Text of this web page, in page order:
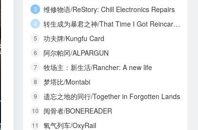
3 维修物语/ReStory: Chill Electronics Repairs
4 转生成为暴君之神/That Time I Got Reincarnated as a Tyrant God
5 功夫牌/Kungfu Card
6 阿尔帕冈/ALPARGUN
7 牧场主：新生活/Rancher: A new life
8 梦塔比/Montabi
9 遗忘之地的同行/Together in Forgotten Lands
10 阅骨者/BONEREADER
11 氧气列车/OxyRail